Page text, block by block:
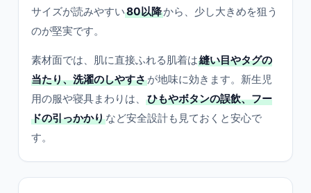
サイズが読みやすい80以降から、少し大きめを狙う
のが堅実です。
素材面では、肌に直接ふれる肌着は縫い目やタグの
当たり、洗濯のしやすさが地味に効きます。新生児
用の服や寝具まわりは、
ひもやボタンの誤飲、フー
ドの引っかかりなど安全設計も見ておくと安心で
す。